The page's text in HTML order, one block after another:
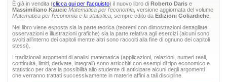
È già in vendita (clicca qui per l’acquisto) il nuovo libro di Roberto Daris e
Massimiliano Kaucic Matematica per l’economia , versione aggiornata del volume
Matematica per l’economia e la statistica , sempre edito da Edizioni Goliardiche
Nel libro viene esposta sia la parte teorica (teoremi con dimostrazioni dettagliate,
osservazioni e illustrazioni grafiche) sia la parte relativa agli esercizi (alcuni sono
svolti all’interno dei capitoli mentre altri sono raccolti alla fine di ognuno dei capitoli
stessi).
I tradizionali argomenti di analisi matematica (applicazioni, relazioni, numeri reali,
continuità, limiti, derivate, integrali) sono arricchiti con esempi di tipo economico e
statistico per dare la possibilità allo studente di anticipare alcuni degli argomenti
che verranno trattati successivamente in materie affini a tali discipline.